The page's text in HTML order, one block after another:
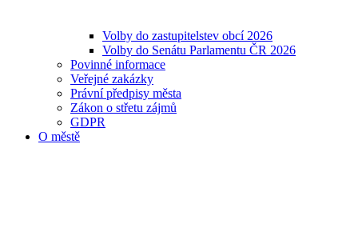
Volby do zastupitelstev obcí 2026
Volby do Senátu Parlamentu ČR 2026
Povinné informace
Veřejné zakázky
Právní předpisy města
Zákon o střetu zájmů
GDPR
O městě